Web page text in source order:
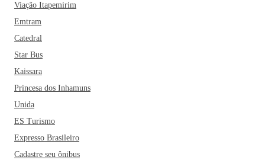
Viação Itapemirim
Emtram
Catedral
Star Bus
Kaissara
Princesa dos Inhamuns
Unida
ES Turismo
Expresso Brasileiro
Cadastre seu ônibus